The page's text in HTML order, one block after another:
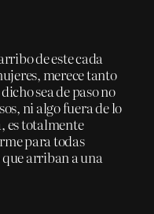
de este cada
merece tanto
sea de paso no
ni algo fuera de lo
es totalmente
para todas
arriban a una